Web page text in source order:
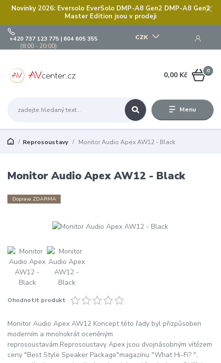
Novinky 2026: Eversolo EverSolo DMP-A8 Gen2 DMP-A8 Gen2
Master Edition jsou v prodeji
Menu
CZK
+420 737 123 775 | 604 605 355
(8:00 - 20:00)
0
0,00 Kč
Reprosoustavy Monitor Audio Apex AW12 - Black
Monitor Audio Apex AW12 - Black
Doprava ZDARMA
Ohodnotit produkt
Monitor Audio Apex AW12 Koncept této řady byl přizpůsoben
moderním a mnohokrát oceněným
reprosoustavám.Reprosoustavy Apex jsou dvojnásobným vítězem
ceny "Best Style Speaker Package"magazínu "What Hi-Fi? ",